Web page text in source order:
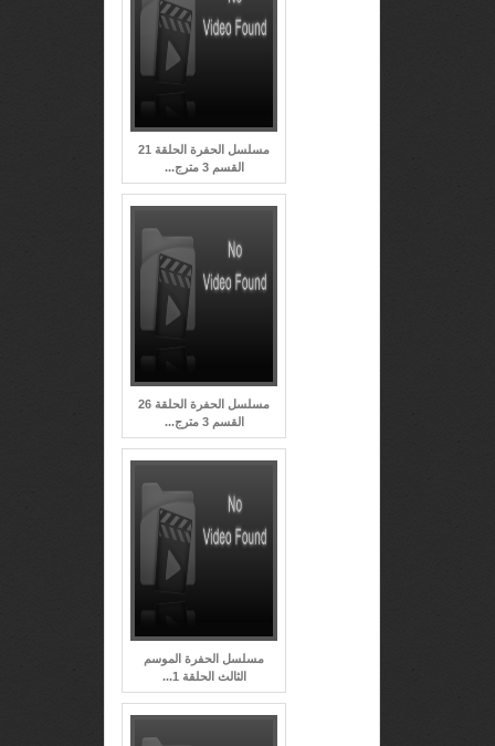
مسلسل الحفرة الحلقة 21
القسم 3 مترج...
مسلسل الحفرة الحلقة 26
القسم 3 مترج...
مسلسل الحفرة الموسم
الثالث الحلقة 1...